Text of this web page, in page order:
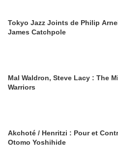
Tokyo Jazz Joints de Philip
James Catchpole
Mal Waldron, Steve Lacy : The
Warriors
Akchoté / Henritzi : Pour et
Otomo Yoshihide